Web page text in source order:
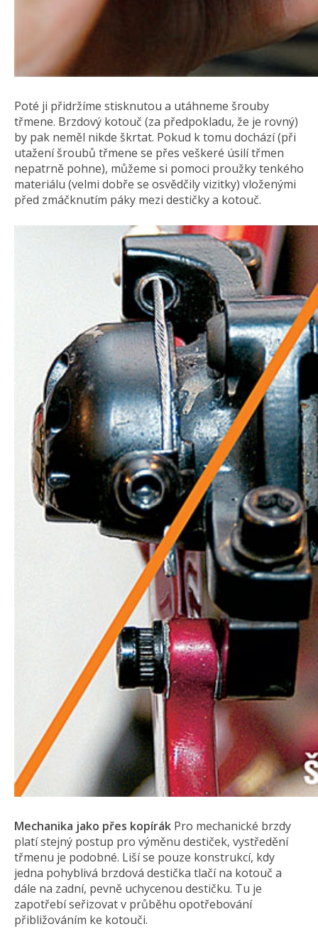
Poté ji přidržíme stisknutou a utáhneme šrouby
třmene. Brzdový kotouč (za předpokladu, že je rovný)
by pak neměl nikde škrtat. Pokud k tomu dochází (při
utažení šroubů třmene se přes veškeré úsilí třmen
nepatrně pohne), můžeme si pomoci proužky tenkého
materiálu (velmi dobře se osvědčily vizitky) vloženými
před zmáčknutím páky mezi destičky a kotouč.
Mechanika jako přes kopírák Pro mechanické brzdy
platí stejný postup pro výměnu destiček, vystředění
třmenu je podobné. Liší se pouze konstrukcí, kdy
jedna pohyblivá brzdová destička tlačí na kotouč a
dále na zadní, pevně uchycenou destičku. Tu je
zapotřebí seřizovat v průběhu opotřebování
přibližováním ke kotouči.